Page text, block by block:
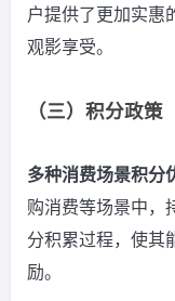
户提供了更加实惠
观影享受。
（三）积分政策
多种消费场景积分
购消费等场景中，
分积累过程，使其
励。